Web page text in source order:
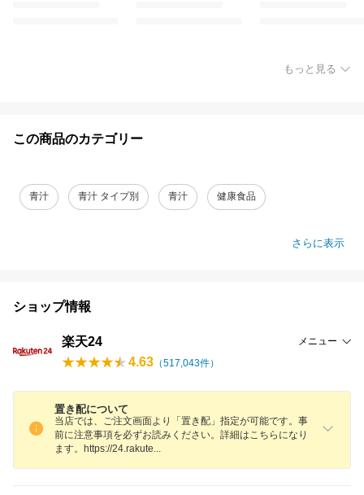
もっと見る
この商品のカテゴリー
青汁 青汁 タイプ別 青汁 健康食品
さらに表示
ショップ情報
楽天24 メニュー
4.63 （517,043件）
置き配について
当店では、ご注文画面より「置き配」指定が可能です。事
前に注意事項を必ずお読みください。詳細はこちらになり
ます。https://24.rakute